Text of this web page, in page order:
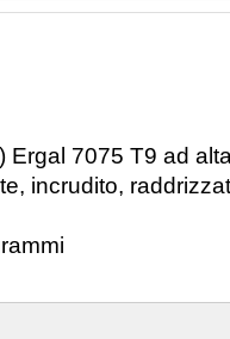
Ergal 7075 T9 ad
incrudito,